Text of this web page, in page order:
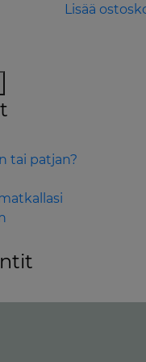
Lisää
tai patjan?